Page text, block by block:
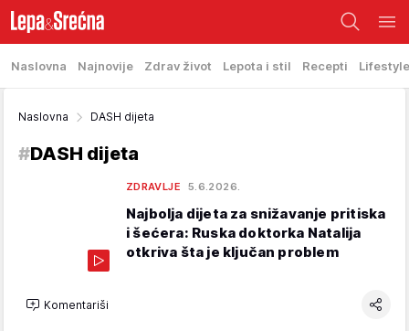
Naslovna Najnovije Zdrav život Lepota i stil Recepti Lifestyle
Naslovna DASH dijeta
#DASH dijeta
ZDRAVLJE 5.6.2026.
Najbolja dijeta za snižavanje pritiska
i šećera: Ruska doktorka Natalija
otkriva šta je ključan problem
Komentariši